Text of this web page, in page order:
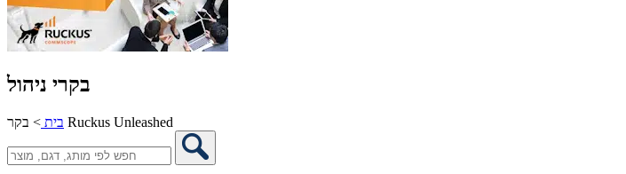
בקרי ניהול
בית > בקר Ruckus Unleashed